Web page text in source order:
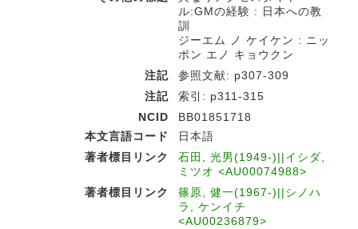
ル:GMの経験 : 日本への教
訓
ジーエム ノ ケイケン : ニッ
ポン エノ キョウクン
注記
参照文献: p307-309
注記
索引: p311-315
NCID
BB01851718
本文言語コード
日本語
著者標目リンク
石田, 光男(1949-)||イシダ,
ミツオ <AU00074988>
著者標目リンク
篠原, 健一(1967-)||シノハ
ラ, ケンイチ
<AU00236879>